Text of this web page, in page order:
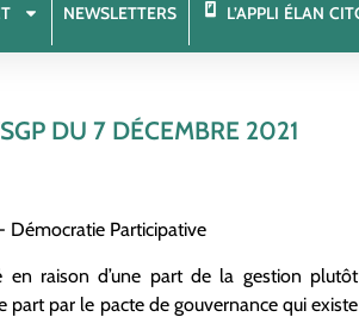
NEWSLETTERS L’APPLI ÉLAN
DU 7 DÉCEMBRE 2021
Démocratie Participative
raison d’une part de la gestion plutôt
part par le pacte de gouvernance qui existe